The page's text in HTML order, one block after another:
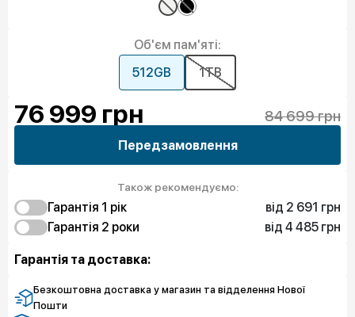
Об'єм пам'яті:
512GB
1TB
76 999 грн 84 699 грн
Передзамовлення
Також рекомендуємо:
Гарантія 1 рік
від 2 691 грн
Захист від браку
2 691 грн
Захист екрану
Гарантія 2 роки
від 4 485 грн
Експрес заміна
Захист екрану
8 522 грн
Гарантія та доставка:
Безкоштовна доставка у магазин та відделення Нової
Пошти